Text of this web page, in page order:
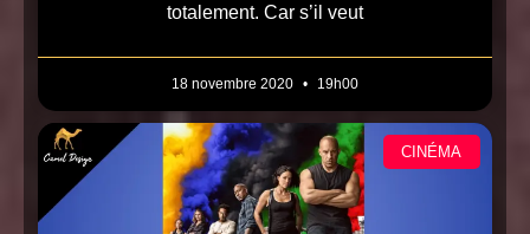
totalement. Car s’il veut
18 novembre 2020 19h00
CINÉMA